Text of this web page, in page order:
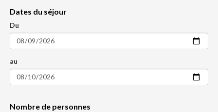
Dates du séjour
Du
au
Nombre de personnes